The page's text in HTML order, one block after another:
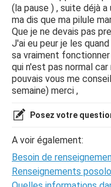
(la pause ) , suite déjà
ma dis que ma pilule
Que je ne devais pas
J'ai eu peur je les
sa vraiment
qui n'est pas normal
pouvais vous me
semaine) merci ,
Posez votre
A voir également:
Besoin de
Renseignements